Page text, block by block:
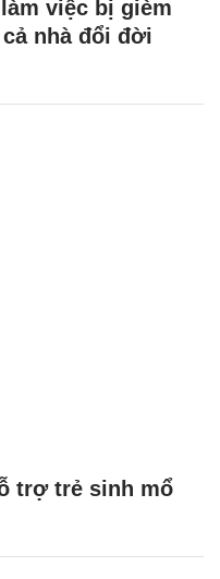
việc bị gièm
nhà đổi đời
trợ trẻ sinh mổ